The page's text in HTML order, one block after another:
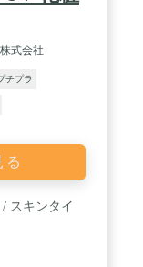
式会社
チプラ
スキンタイ